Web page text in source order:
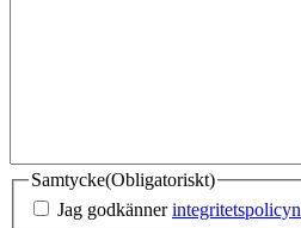
Samtycke(Obligatoriskt)
Jag godkännerintegritetspolicyn